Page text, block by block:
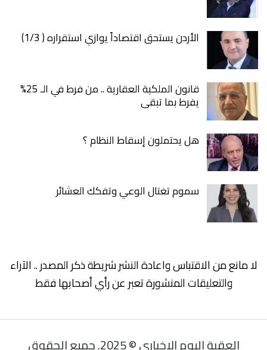
الأردن يستحق اقتصاداً يوازي استقراره ( 1/3)
قانون الملكية العقارية .. من فرط في الـ 25%
يفرط بما تبقى
هل يحتملون إسقاط النظام ؟
سموم تغتال الوعي وتفكك العشائر
لا مانع من الاقتباس واعادة النشر شريطة ذكر المصدر .. الآراء
والتعليقات المنشورة تعبر عن رأي أصحابها فقط
العقبة اليوم الإخباري © 2025. جميع الحقوق